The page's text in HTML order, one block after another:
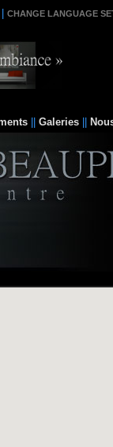
CHANGE LANGUAGE
Galeries